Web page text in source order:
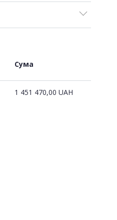
Сума
1 451 470,00 UAH